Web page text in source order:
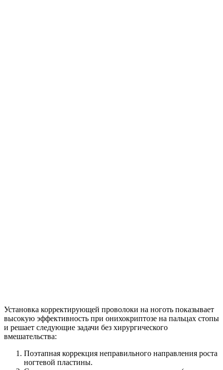
Установка корректирующей проволоки на ноготь показывает
высокую эффективность при онихокриптозе на пальцах стопы
и решает следующие задачи без хирургического
вмешательства:
Поэтапная коррекция неправильного направления роста
ногтевой пластины.